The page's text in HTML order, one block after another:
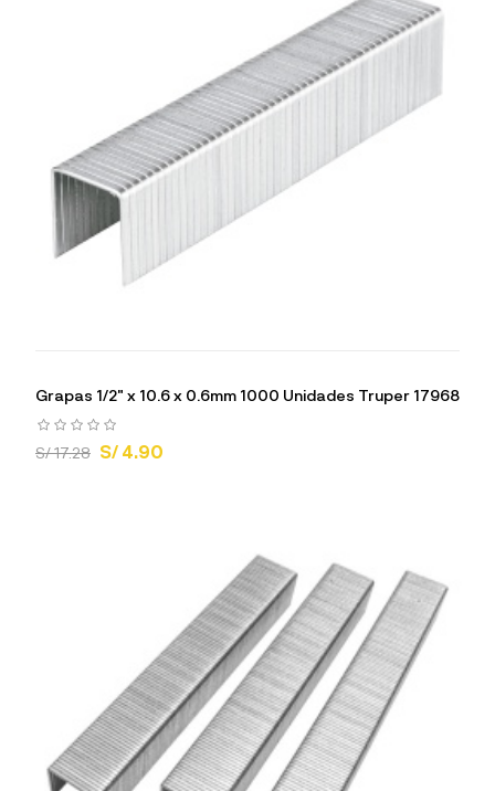
Grapas 1/2" x 10.6 x 0.6mm 1000 Unidades Truper 17968
S/ 17.28 S/ 4.90